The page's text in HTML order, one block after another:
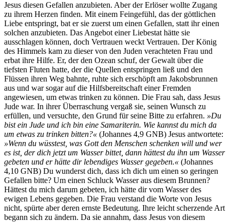
Jesus diesen Gefallen anzubieten. Aber der Erlöser wollte Zugang
zu ihrem Herzen finden. Mit einem Feingefühl, das der göttlichen
Liebe entspringt, bat er sie zuerst um einen Gefallen, statt ihr einen
solchen anzubieten. Das Angebot einer Liebestat hätte sie
ausschlagen können, doch Vertrauen weckt Vertrauen. Der König
des Himmels kam zu dieser von den Juden verachteten Frau und
erbat ihre Hilfe. Er, der den Ozean schuf, der Gewalt über die
tiefsten Fluten hatte, der die Quellen entspringen ließ und den
Flüssen ihren Weg bahnte, ruhte sich erschöpft am Jakobsbrunnen
aus und war sogar auf die Hilfsbereitschaft einer Fremden
angewiesen, um etwas trinken zu können. Die Frau sah, dass Jesus
Jude war. In ihrer Überraschung vergaß sie, seinen Wunsch zu
erfüllen, und versuchte, den Grund für seine Bitte zu erfahren. »Du
bist ein Jude und ich bin eine Samariterin. Wie kannst du mich da
um etwas zu trinken bitten?« (Johannes 4,9 GNB) Jesus antwortete:
»Wenn du wüsstest, was Gott den Menschen schenken will und wer
es ist, der dich jetzt um Wasser bittet, dann hättest du ihn um Wasser
gebeten und er hätte dir lebendiges Wasser gegeben.« (Johannes
4,10 GNB) Du wunderst dich, dass ich dich um einen so geringen
Gefallen bitte? Um einen Schluck Wasser aus diesem Brunnen?
Hättest du mich darum gebeten, ich hätte dir vom Wasser des
ewigen Lebens gegeben. Die Frau verstand die Worte von Jesus
nicht, spürte aber deren ernste Bedeutung. Ihre leicht scherzende Art
begann sich zu ändern. Da sie annahm, dass Jesus von diesem